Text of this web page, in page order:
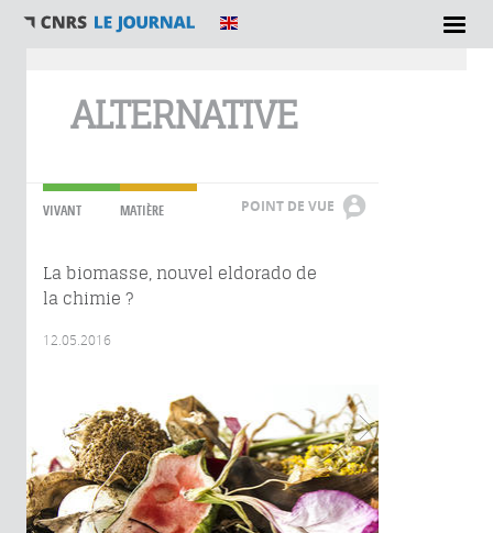
ALTERNATIVE
VIVANT MATIÈRE POINT DE VUE
La biomasse, nouvel eldorado de
la chimie ?
12.05.2016